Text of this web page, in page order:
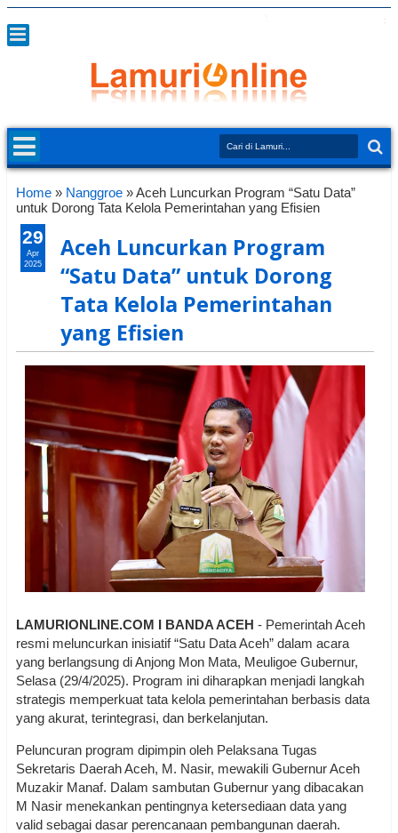
Home » Nanggroe »Aceh Luncurkan Program “Satu Data”
untuk Dorong Tata Kelola Pemerintahan yang Efisien
Aceh Luncurkan Program
“Satu Data” untuk Dorong
Tata Kelola Pemerintahan
yang Efisien
LAMURIONLINE.COM I BANDA ACEH - Pemerintah Aceh
resmi meluncurkan inisiatif “Satu Data Aceh” dalam acara
yang berlangsung di Anjong Mon Mata, Meuligoe Gubernur,
Selasa (29/4/2025). Program ini diharapkan menjadi langkah
strategis memperkuat tata kelola pemerintahan berbasis data
yang akurat, terintegrasi, dan berkelanjutan.
Peluncuran program dipimpin oleh Pelaksana Tugas
Sekretaris Daerah Aceh, M. Nasir, mewakili Gubernur Aceh
Muzakir Manaf. Dalam sambutan Gubernur yang dibacakan
M Nasir menekankan pentingnya ketersediaan data yang
valid sebagai dasar perencanaan pembangunan daerah.
29
Apr
2025